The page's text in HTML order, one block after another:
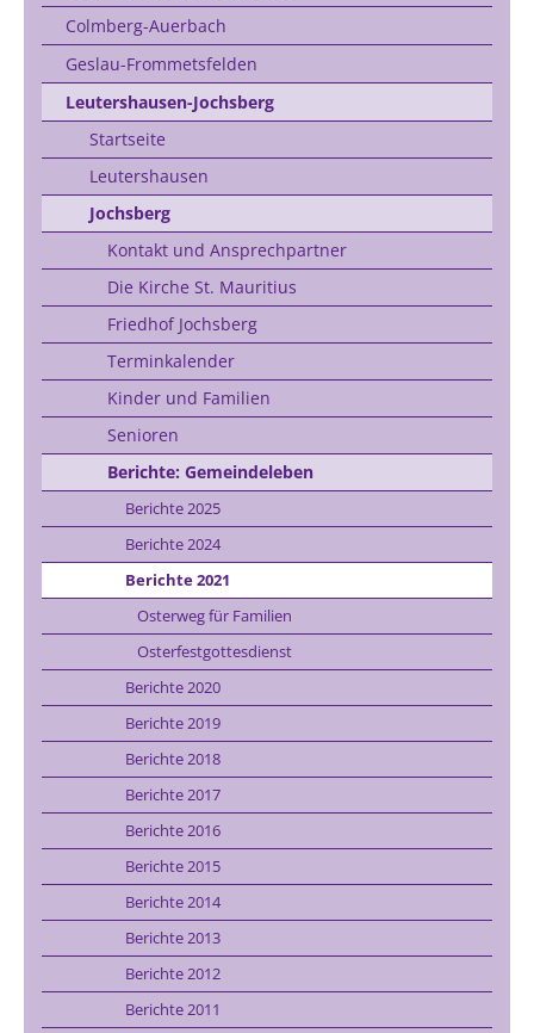
Colmberg-Auerbach
Geslau-Frommetsfelden
Leutershausen-Jochsberg
Startseite
Leutershausen
Jochsberg
Kontakt und Ansprechpartner
Die Kirche St. Mauritius
Friedhof Jochsberg
Terminkalender
Kinder und Familien
Senioren
Berichte: Gemeindeleben
Berichte 2025
Berichte 2024
Berichte 2021
Osterweg für Familien
Osterfestgottesdienst
Berichte 2020
Berichte 2019
Berichte 2018
Berichte 2017
Berichte 2016
Berichte 2015
Berichte 2014
Berichte 2013
Berichte 2012
Berichte 2011